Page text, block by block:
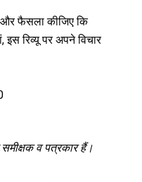
और फैसला कीजिए कि
रिव्यू पर अपने विचार
व पत्रकार हैं।